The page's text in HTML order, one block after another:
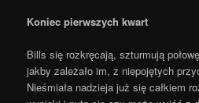
Koniec pierwszych kwart
Bills się rozkręcają, szturmują
jakby zależało im, z niepojętych
Nieśmiała nadzieja już się całkiem